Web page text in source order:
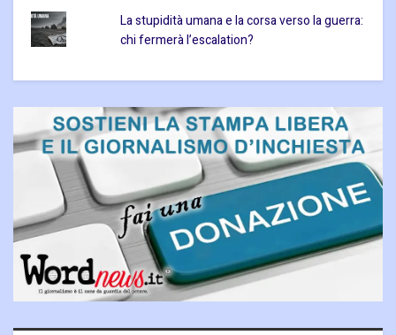
La stupidità umana e la corsa verso la guerra:
chi fermerà l’escalation?